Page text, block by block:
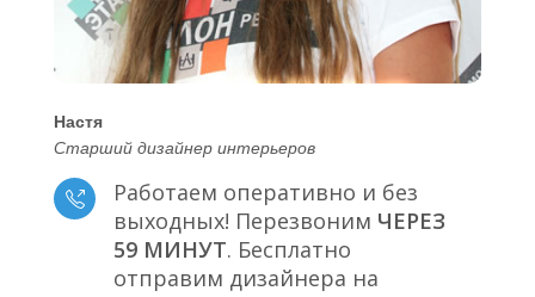
Настя
Старший дизайнер интерьеров
Работаем оперативно и без
выходных! Перезвоним ЧЕРЕЗ
59 МИНУТ. Бесплатно
отправим дизайнера на